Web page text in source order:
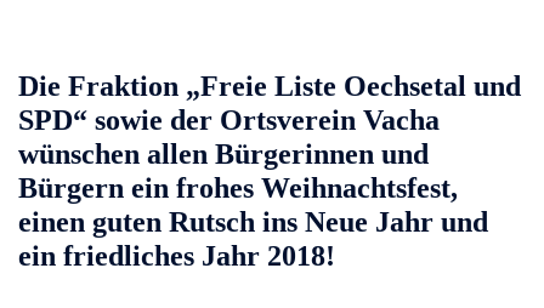
Die Fraktion „Freie Liste Oechsetal und
SPD“ sowie der Ortsverein Vacha
wünschen allen Bürgerinnen und
Bürgern ein frohes Weihnachtsfest,
einen guten Rutsch ins Neue Jahr und
ein friedliches Jahr 2018!